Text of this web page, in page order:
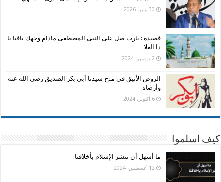
30 يناير، 2026
قصيدة : يارب صل على النبى المصطفى مادام وجهك باقيا يا
ذا العلا
2 نوفمبر، 2024
الروض الأنيق في مدح سيدنا أبي بكر الصديق رضي الله عنه
وأرضاه
6 أكتوبر، 2024
كيف اسلموا
ما أسهل أن ننشر الإسلام بأخلاقنا
12 أغسطس، 2024